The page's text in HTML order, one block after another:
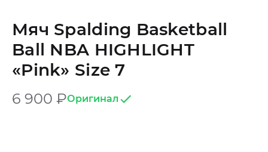
Мяч Spalding Basketball
Ball NBA HIGHLIGHT
«Pink» Size 7
6 900 ₽Оригинал